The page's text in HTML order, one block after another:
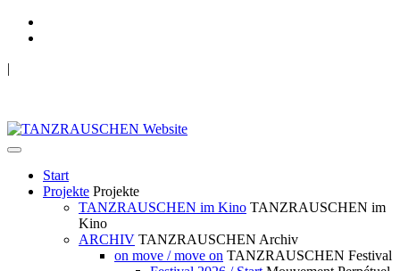
|
Start
Projekte Projekte
TANZRAUSCHEN im Kino TANZRAUSCHEN im
Kino
ARCHIV TANZRAUSCHEN Archiv
on move / move on TANZRAUSCHEN Festival